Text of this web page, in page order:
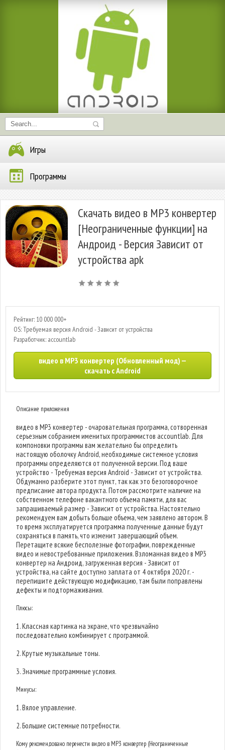
Игры
Программы
Скачать видео в MP3 конвертер
[Неограниченные функции] на
Андроид - Версия Зависит от
устройства apk
Рейтинг: 10 000 000+
OS: Требуемая версия Android - Зависит от устройства
Разработчик: accountlab
видео в MP3 конвертер (Обновленный мод) —
скачать с Android
Описание приложения
видео в MP3 конвертер - очаровательная программа, сотворенная
серьезным собранием именитых программистов accountlab. Для
компоновки программы вам желательно бы определить
настоящую оболочку Android, необходимые системное условия
программы определяются от полученной версии. Под ваше
устройство - Требуемая версия Android - Зависит от устройства.
Обдуманно разберите этот пункт, так как это безоговорочное
предписание автора продукта. Потом рассмотрите наличие на
собственном телефоне вакантного объема памяти, для вас
запрашиваемый размер - Зависит от устройства. Настоятельно
рекомендуем вам добыть больше объема, чем заявлено автором. В
то время эксплуатируется программа полученные данные будут
сохраняться в память, что изменит завершающий объем.
Перетащите всякие бесполезные фотографии, поврежденные
видео и невостребованные приложения. Взломанная видео в MP3
конвертер на Андроид, загруженная версия - Зависит от
устройства, на сайте доступно заплата от 4 октября 2020 г. -
перепишите действующую модификацию, там были поправлены
дефекты и подтормаживания.
Плюсы:
1. Классная картинка на экране, что чрезвычайно
последовательно комбинирует с программой.
2. Крутые музыкальные тоны.
3. Значимые программные условия.
Минусы:
1. Вялое управление.
2. Большие системные потребности.
Кому рекомендовано перенести видео в MP3 конвертер (Неограниченные